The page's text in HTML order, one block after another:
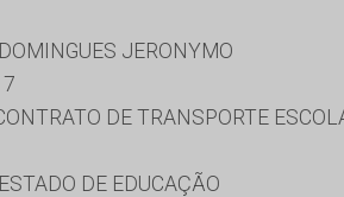
JERONYMO
DE TRANSPORTE
DE EDUCAÇÃO